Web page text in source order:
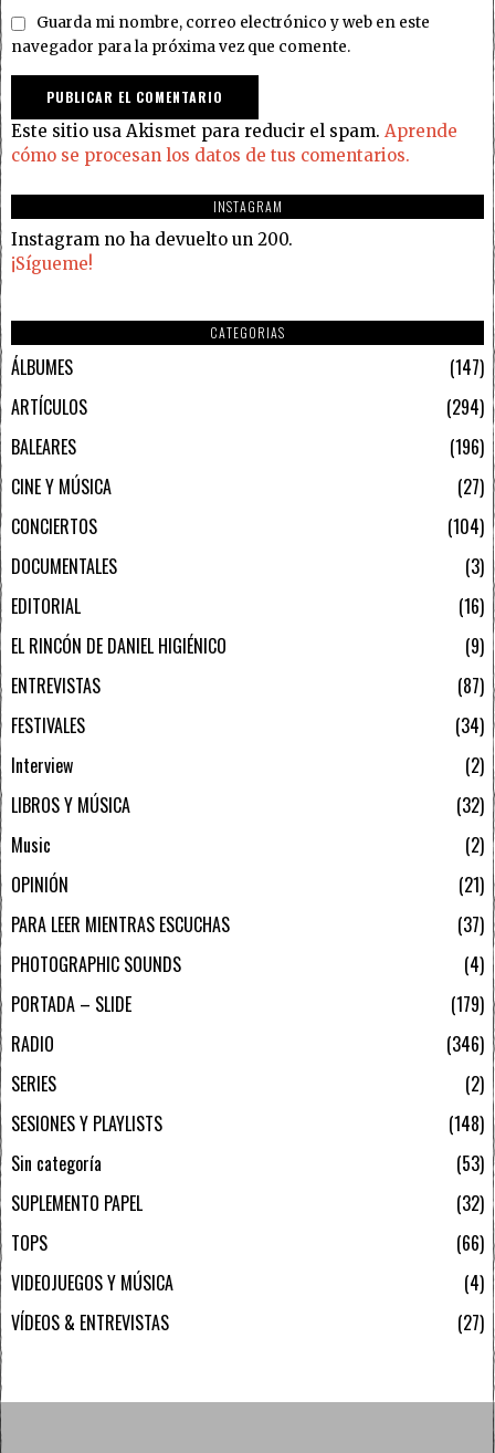
Guarda mi nombre, correo electrónico y web en este
navegador para la próxima vez que comente.
Este sitio usa Akismet para reducir el spam. Aprende
cómo se procesan los datos de tus comentarios.
INSTAGRAM
Instagram no ha devuelto un 200.
¡Sígueme!
CATEGORIAS
ÁLBUMES
147
ARTÍCULOS
294
BALEARES
196
CINE Y MÚSICA
27
CONCIERTOS
104
DOCUMENTALES
3
EDITORIAL
16
EL RINCÓN DE DANIEL HIGIÉNICO
9
ENTREVISTAS
87
FESTIVALES
34
Interview
2
LIBROS Y MÚSICA
32
Music
2
OPINIÓN
21
PARA LEER MIENTRAS ESCUCHAS
37
PHOTOGRAPHIC SOUNDS
4
PORTADA – SLIDE
179
RADIO
346
SERIES
2
SESIONES Y PLAYLISTS
148
Sin categoría
53
SUPLEMENTO PAPEL
32
TOPS
66
VIDEOJUEGOS Y MÚSICA
4
VÍDEOS & ENTREVISTAS
27